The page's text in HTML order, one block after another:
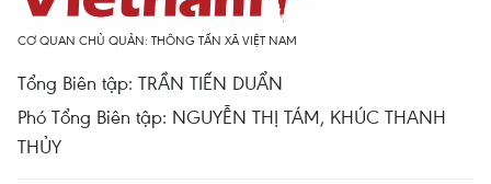
CƠ QUAN CHỦ QUẢN: THÔNG TẤN XÃ VIỆT NAM
Tổng Biên tập: TRẦN TIẾN DUẨN
Phó Tổng Biên tập: NGUYỄN THỊ TÁM, KHÚC THANH
THỦY